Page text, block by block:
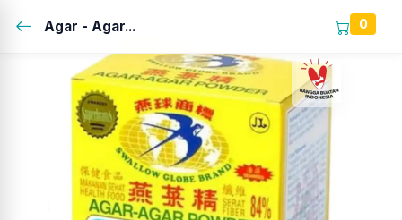
Agar - Agar... 0